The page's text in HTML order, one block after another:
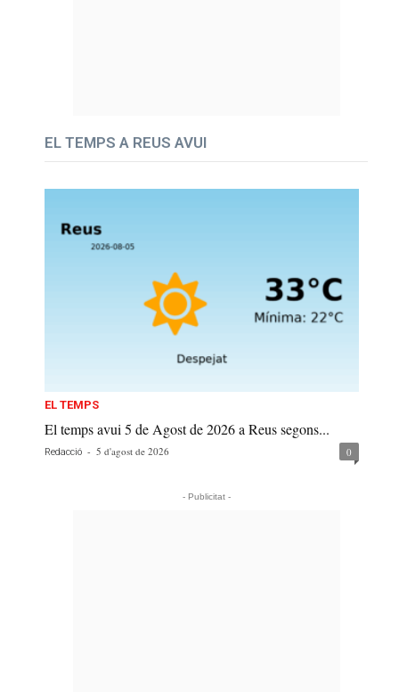
EL TEMPS A REUS AVUI
EL TEMPS
El temps avui 5 de Agost de 2026 a Reus segons...
Redacció - 5 d'agost de 2026 0
- Publicitat -